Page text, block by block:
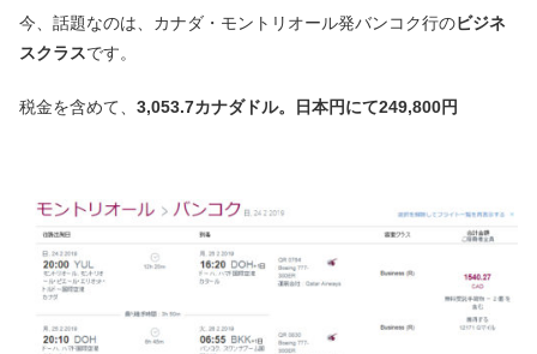
今、話題なのは、カナダ・モントリオール発バンコク行のビジネ
スクラスです。
税金を含めて、 3,053.7カナダドル。日本円にて249,800円